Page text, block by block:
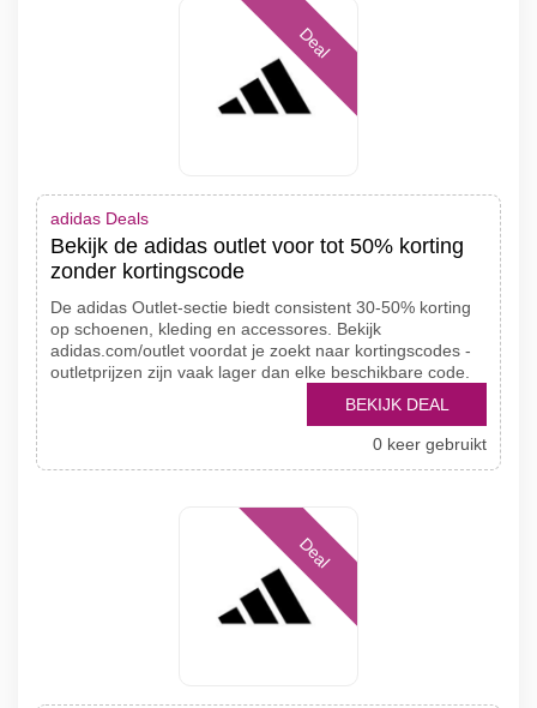
Deal
adidas Deals
Bekijk de adidas outlet voor tot 50% korting
zonder kortingscode
De adidas Outlet-sectie biedt consistent 30-50% korting
op schoenen, kleding en accessores. Bekijk
adidas.com/outlet voordat je zoekt naar kortingscodes -
outletprijzen zijn vaak lager dan elke beschikbare code.
BEKIJK DEAL
0 keer gebruikt
Deal